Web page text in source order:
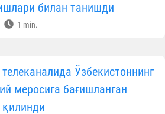
билан танишди
1 min.
Ўзбекистоннинг
меросига бағишланган